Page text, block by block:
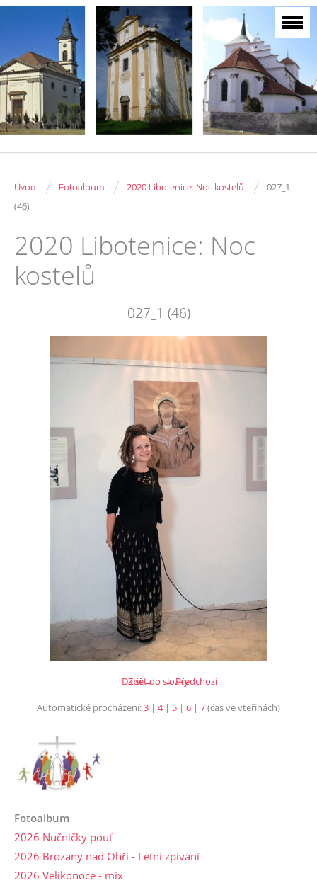
Úvod / Fotoalbum / 2020 Libotenice: Noc kostelů /
027_1
(46)
2020 Libotenice: Noc
kostelů
027_1 (46)
← Předchozí
Další →
Zpět do složky
Automatické procházení:3 | 4| 5 | 6 | 7(čas ve vteřinách)
Fotoalbum
2026 Nučničky pouť
2026 Brozany nad Ohří - Letní zpívání
2026 Velikonoce - mix